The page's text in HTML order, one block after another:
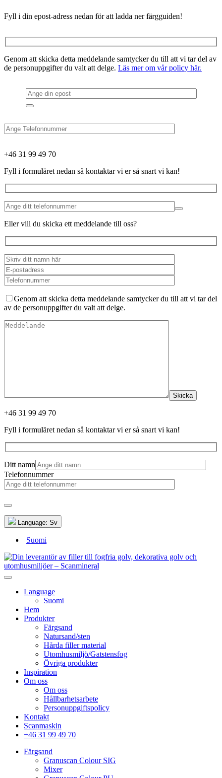
Fyll i din epost-adress nedan för att ladda ner färgguiden!
Genom att skicka detta meddelande samtycker du till att vi tar del av
de personuppgifter du valt att delge. Läs mer om vår policy här.
+46 31 99 49 70
Fyll i formuläret nedan så kontaktar vi er så snart vi kan!
Eller vill du skicka ett meddelande till oss?
Genom att skicka detta meddelande samtycker du till att vi tar del
av de personuppgifter du valt att delge.
Skicka
+46 31 99 49 70
Fyll i formuläret nedan så kontaktar vi er så snart vi kan!
Ditt namn
Telefonnummer
Language: Sv
Suomi
Language
Suomi
Hem
Produkter
Färgsand
Natursand/sten
Hårda filler material
Utomhusmiljö/Gatstensfog
Övriga produkter
Inspiration
Om oss
Om oss
Hållbarhetsarbete
Personuppgiftspolicy
Kontakt
Scanmaskin
+46 31 99 49 70
Färgsand
Granuscan Colour SIG
Mixer